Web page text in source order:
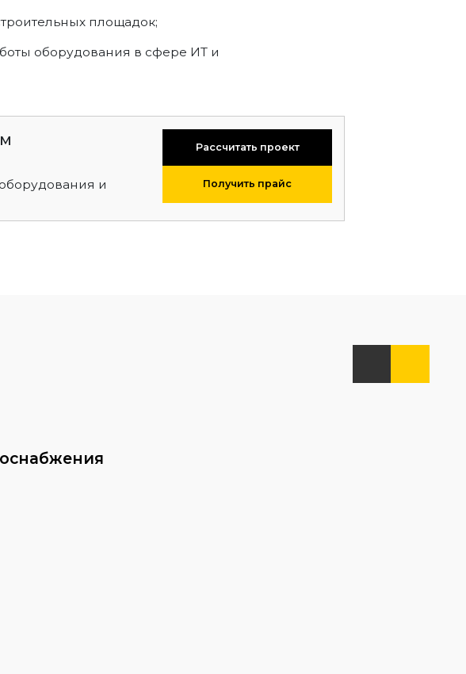
площадок;
оборудования в сфере ИТ и
и
Рассчитать проект
Получить прайс